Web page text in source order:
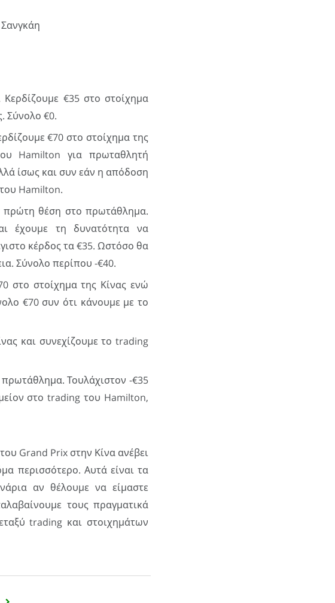
€35 στο στοίχημα
Σύνολο €0.
€70 στο στοίχημα της
Hamilton για πρωταθλητή
ίσως και συν εάν η απόδοση
Hamilton.
πρώτη θέση στο πρωτάθλημα.
έχουμε τη δυνατότητα να
κέρδος τα €35. Ωστόσο θα
Σύνολο περίπου -€40.
στο στοίχημα της Κίνας ενώ
€70 συν ότι κάνουμε με το
και συνεχίζουμε το trading
πρωτάθλημα. Τουλάχιστον -€35
στο trading του Hamilton,
Grand Prix στην Κίνα ανέβει
περισσότερο. Αυτά είναι τα
αν θέλουμε να είμαστε
τους πραγματικά
trading και στοιχημάτων